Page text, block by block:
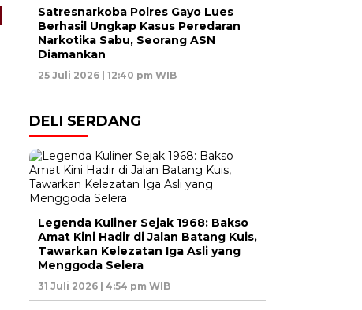
Satresnarkoba Polres Gayo Lues
Berhasil Ungkap Kasus Peredaran
Narkotika Sabu, Seorang ASN
Diamankan
25 Juli 2026 | 12:40 pm WIB
DELI SERDANG
Legenda Kuliner Sejak 1968: Bakso
Amat Kini Hadir di Jalan Batang Kuis,
Tawarkan Kelezatan Iga Asli yang
Menggoda Selera
31 Juli 2026 | 4:54 pm WIB